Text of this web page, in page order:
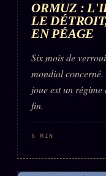
ORMUZ :
LE
EN PÉAGE
Six mois de
mondial
joue est un
fin.
6 MIN